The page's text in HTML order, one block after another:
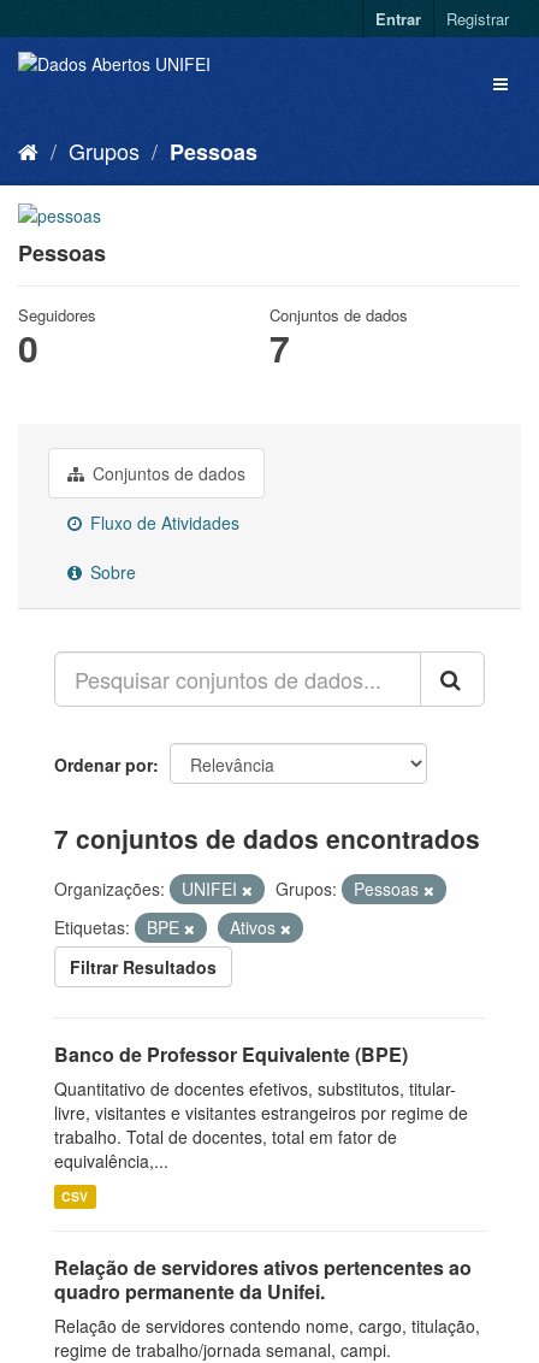
Entrar Registrar
Grupos Pessoas
Pessoas
Seguidores
0
Conjuntos de dados
7
Conjuntos de dados
Fluxo de Atividades
Sobre
Ordenar por
7 conjuntos de dados encontrados
Organizações: UNIFEI Grupos:
Pessoas
Etiquetas:
BPE
Ativos
Filtrar Resultados
Banco de Professor Equivalente (BPE)
Quantitativo de docentes efetivos, substitutos, titular-
livre, visitantes e visitantes estrangeiros por regime de
trabalho. Total de docentes, total em fator de
equivalência,...
CSV
Relação de servidores ativos pertencentes ao
quadro permanente da Unifei.
Relação de servidores contendo nome, cargo, titulação,
regime de trabalho/jornada semanal, campi.